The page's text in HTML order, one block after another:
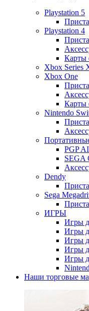
Playstation 5
Playstation 4
Карты
Xbox Series
Xbox One
Карты
Nintendo
PGP
SEGA
Dendy
Sega
ИГРЫ
Игры
Игры
Игры
Игры
Игры
Наши торговые